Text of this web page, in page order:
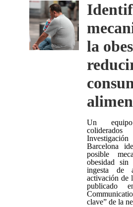
la
Un
Barcelona
posible
obesidad sin
ingesta de
activación de
publicado
clave” de la